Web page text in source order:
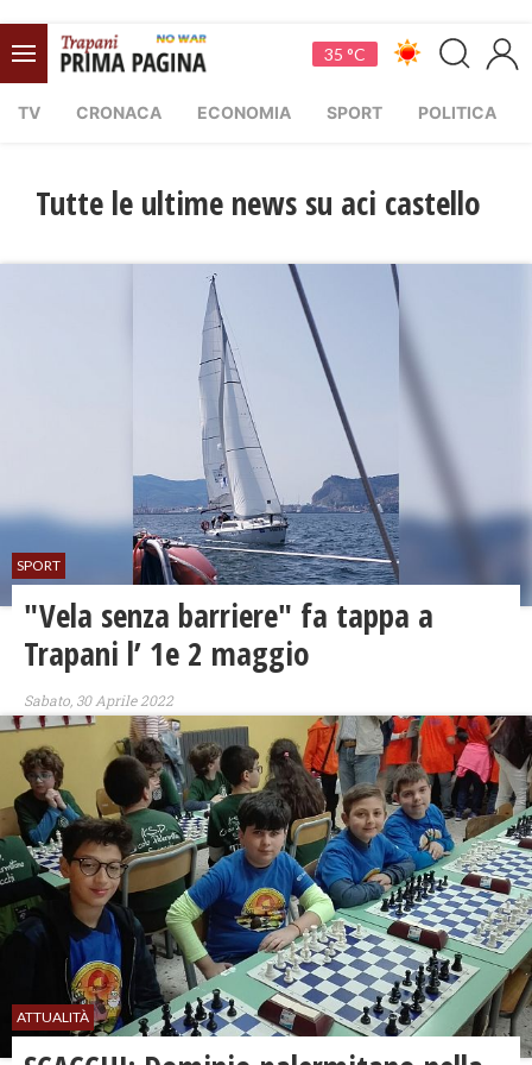
35 °C
TV CRONACA ECONOMIA SPORT POLITICA
Tutte le ultime news su aci castello
SPORT
"Vela senza barriere" fa tappa a
Trapani l’ 1e 2 maggio
Sabato, 30 Aprile 2022
ATTUALITÀ